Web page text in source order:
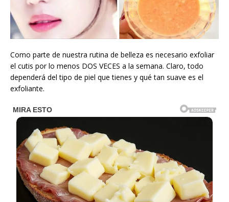
Como parte de nuestra rutina de belleza es necesario exfoliar
el cutis por lo menos DOS VECES a la semana. Claro, todo
dependerá del tipo de piel que tienes y qué tan suave es el
exfoliante.